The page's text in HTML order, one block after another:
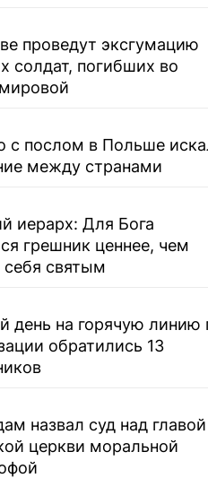
проведут эксгумацию
солдат, погибших во
с послом в Польше
между странами
иерарх: Для Бога
грешник ценнее, чем
святым
день на горячую линию
обратились 13
назвал суд над главой
церкви моральной